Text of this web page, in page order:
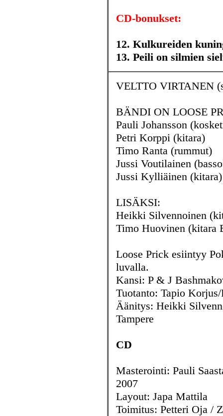
CD-bonukset:
12. Kulkureiden
13. Peili on silmien
VELTTO VIRTANEN
BÄNDI ON LOOSE
Pauli Johansson
Petri Korppi (kitara)
Timo Ranta (rummut)
Jussi Voutilainen
Jussi Kylliäinen (kitara)
LISÄKSI:
Heikki Silvennoinen
Timo Huovinen (kitara
Loose Prick esiintyy
luvalla.
Kansi: P & J
Tuotanto: Tapio
Äänitys: Heikki
Tampere
CD
Masterointi: Pauli
2007
Layout: Japa Mattila
Toimitus: Petteri Oja /